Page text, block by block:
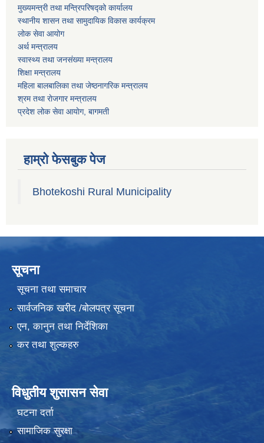
मुख्यमन्त्री तथा मन्त्रिपरिषद्को कार्यालय
स्थानीय शासन तथा सामुदायिक विकास कार्यक्रम
लोक सेवा आयोग
अर्थ मन्त्रालय
स्वास्थ्य तथा जनस‌ंख्या मन्त्रालय
शिक्षा मन्त्रालय
महिला बालबालिका तथा जेष्ठनागरिक मन्त्रालय
श्रम तथा राेजगार मन्त्रालय
प्रदेश लोक सेवा आयाेग, बागमती
हाम्रो फेसबुक पेज
Bhotekoshi Rural Municipality
सूचना
सूचना तथा समाचार
सार्वजनिक खरीद /बोलपत्र सूचना
एन, कानुन तथा निर्देशिका
कर तथा शुल्कहरु
विधुतीय शुसासन सेवा
घटना दर्ता
सामाजिक सुरक्षा